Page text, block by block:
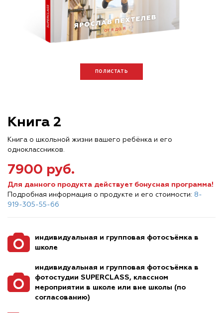
ПОЛИСТАТЬ
Книга 2
Книга о школьной жизни вашего ребёнка и его
одноклассников.
7900 руб.
Для данного продукта действует бонусная программа!
Подробная информация о продукте и его стоимости: 8-
919-305-55-66
индивидуальная и групповая фотосъёмка в
школе
индивидуальная и групповая фотосъёмка в
фотостудии SUPERCLASS, классном
мероприятии в школе или вне школы (по
согласованию)